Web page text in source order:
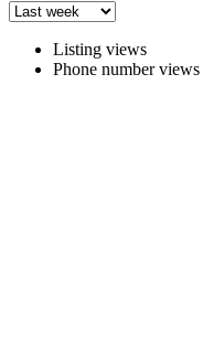
Listing views
Phone number views